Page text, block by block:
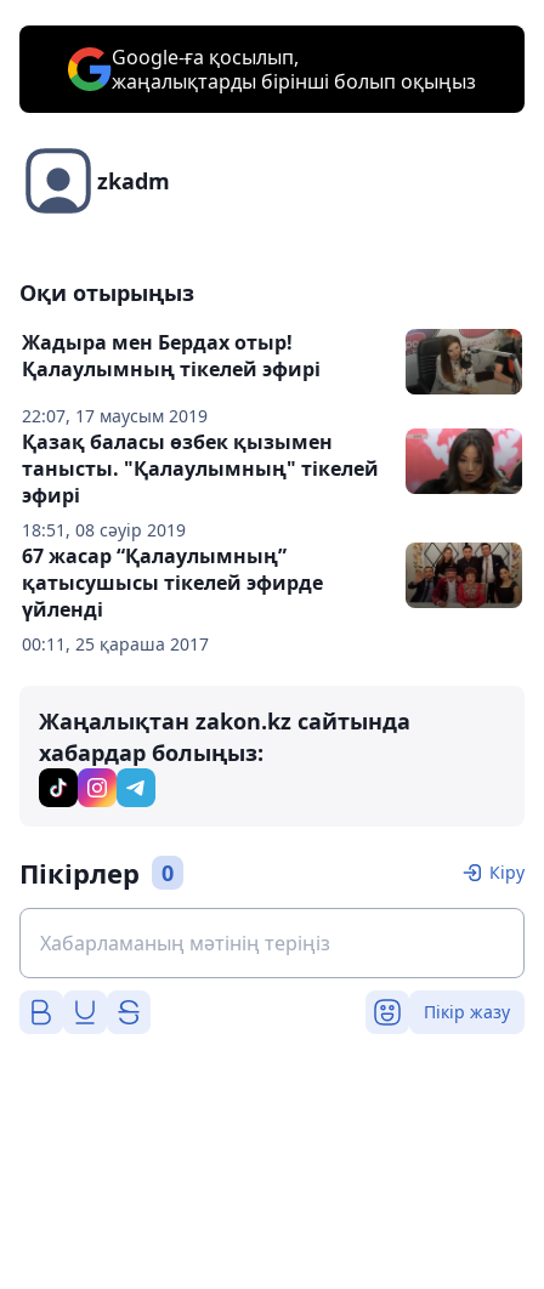
Google-ға қосылып,
жаңалықтарды бірінші болып оқыңыз
zkadm
Оқи отырыңыз
22:07, 17 маусым 2019
Жадыра мен Бердах отыр!
Қалаулымның тікелей эфирі
18:51, 08 сәуір 2019
Қазақ баласы өзбек қызымен
танысты. "Қалаулымның" тікелей
эфирі
00:11, 25 қараша 2017
67 жасар “Қалаулымның”
қатысушысы тікелей эфирде
үйленді
Жаңалықтан zakon.kz сайтында
хабардар болыңыз:
Пікірлер 0 Кіру
Пікір жазу